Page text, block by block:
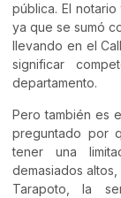
pública. El
ya que se sumó
llevando en el
significar
departamento.
Pero también es
preguntado por
tener una
demasiados
Tarapoto, la